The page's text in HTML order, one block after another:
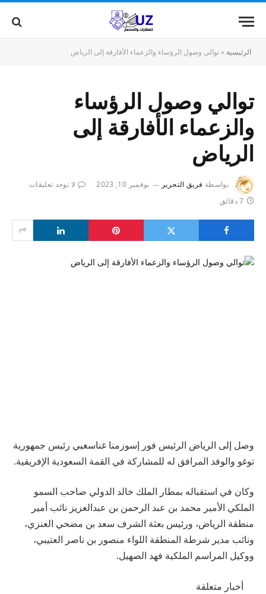
الرئيسية »توالي وصول الرؤساء والزعماء الأفارقة إلى الرياض
توالي وصول الرؤساء
والزعماء الأفارقة إلى
الرياض
بواسطة فريق التحرير نوفمبر 10, 2023
لا توجد تعليقات
7 دقائق
وصل إلى الرياض الرئيس فور إسوزمنا غناسغبي رئيس جمهورية
توغو والوفد المرافق له للمشاركة في القمة السعودية الإفريقية.
وكان في استقباله بمطار الملك خالد الدولي صاحب السمو
الملكي الأمير محمد بن عبد الرحمن بن عبدالعزيز نائب أمير
منطقة الرياض، ورئيس بعثة الشرف سعد بن مضحي العنزي،
ونائب مدير شرطة المنطقة اللواء منصور بن ناصر العتيبي،
ووكيل المراسم الملكية فهد الصهيل.
أخبار متعلقة